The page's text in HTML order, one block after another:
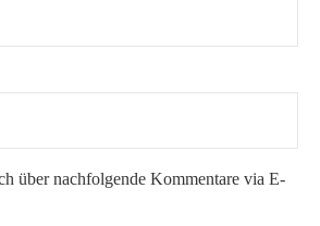
über nachfolgende Kommentare via E-